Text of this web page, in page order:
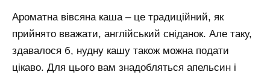
Ароматна вівсяна каша – це традиційний, як
прийнято вважати, англійський сніданок. Але таку,
здавалося б, нудну кашу також можна подати
цікаво. Для цього вам знадобляться апельсин і